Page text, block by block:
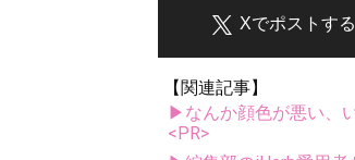
Xでポストする
【関連記事】
▶なんか顔色が悪い、
<PR>